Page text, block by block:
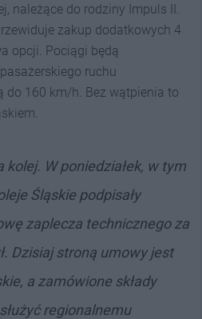
należące do rodziny Impuls II.
zakup dodatkowych 4
opcji. Pociągi będą
ruchu
do 160 km/h. Bez wątpienia to
kolej. W poniedziałek, w tym
Śląskie podpisały
zaplecza technicznego za
Dzisiaj stroną umowy jest
a zamówione składy
regionalnemu